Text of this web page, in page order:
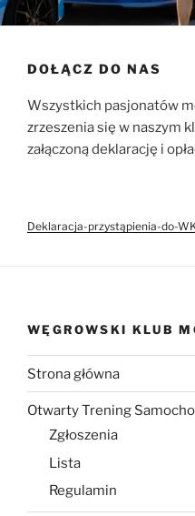
DOŁĄCZ DO NAS
Wszystkich pasjonatów
zrzeszenia się w naszym
załączoną deklarację i
Deklaracja-przystąpienia-do-
WĘGROWSKI KLUB
Strona główna
Otwarty Trening
Zgłoszenia
Lista
Regulamin